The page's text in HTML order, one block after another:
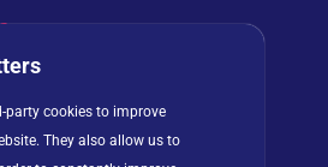
Cookies
party cookies to improve
They also allow us to